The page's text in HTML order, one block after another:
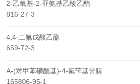
2-乙氧基-2-亚氨基乙酸乙酯
816-27-3
4,4-二氟戊酸乙酯
659-72-3
Α-(对甲苯磺酰基)-4-氟苄基异腈
165806-95-1